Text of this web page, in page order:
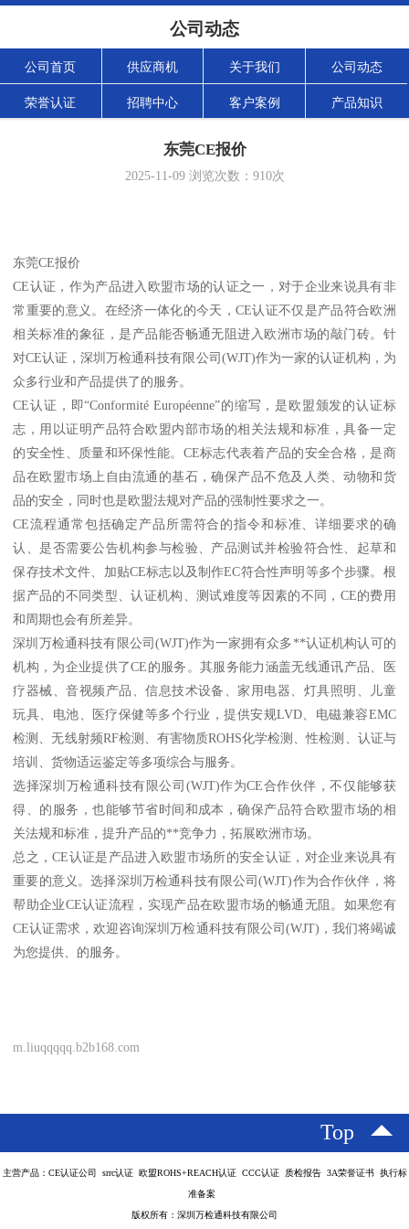
公司动态
公司首页 供应商机 关于我们 公司动态
荣誉认证 招聘中心 客户案例 产品知识
东莞CE报价
2025-11-09浏览次数： 910次
东莞CE报价
CE认证，作为产品进入欧盟市场的认证之一，对于企业来说具有非
常重要的意义。在经济一体化的今天，CE认证不仅是产品符合欧洲
相关标准的象征，是产品能否畅通无阻进入欧洲市场的敲门砖。针
对CE认证，深圳万检通科技有限公司(WJT)作为一家的认证机构，为
众多行业和产品提供了的服务。
CE认证，即“Conformité Européenne”的缩写，是欧盟颁发的认证标
志，用以证明产品符合欧盟内部市场的相关法规和标准，具备一定
的安全性、质量和环保性能。CE标志代表着产品的安全合格，是商
品在欧盟市场上自由流通的基石，确保产品不危及人类、动物和货
品的安全，同时也是欧盟法规对产品的强制性要求之一。
CE流程通常包括确定产品所需符合的指令和标准、详细要求的确
认、是否需要公告机构参与检验、产品测试并检验符合性、起草和
保存技术文件、加贴CE标志以及制作EC符合性声明等多个步骤。根
据产品的不同类型、认证机构、测试难度等因素的不同，CE的费用
和周期也会有所差异。
深圳万检通科技有限公司(WJT)作为一家拥有众多**认证机构认可的
机构，为企业提供了CE的服务。其服务能力涵盖无线通讯产品、医
疗器械、音视频产品、信息技术设备、家用电器、灯具照明、儿童
玩具、电池、医疗保健等多个行业，提供安规LVD、电磁兼容EMC
检测、无线射频RF检测、有害物质ROHS化学检测、性检测、认证与
培训、货物适运鉴定等多项综合与服务。
选择深圳万检通科技有限公司(WJT)作为CE合作伙伴，不仅能够获
得、的服务，也能够节省时间和成本，确保产品符合欧盟市场的相
关法规和标准，提升产品的**竞争力，拓展欧洲市场。
总之，CE认证是产品进入欧盟市场所的安全认证，对企业来说具有
重要的意义。选择深圳万检通科技有限公司(WJT)作为合作伙伴，将
帮助企业CE认证流程，实现产品在欧盟市场的畅通无阻。如果您有
CE认证需求，欢迎咨询深圳万检通科技有限公司(WJT)，我们将竭诚
为您提供、的服务。
m.liuqqqqq.b2b168.com
Top
主营产品：CE认证公司 srrc认证 欧盟ROHS+REACH认证 CCC认证 质检报告 3A荣誉证书 执行标
准备案
版权所有：深圳万检通科技有限公司